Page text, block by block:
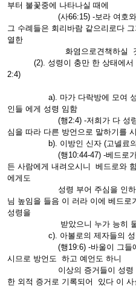
부터 불꽃중에 나타나실 때에
(사66:15) -보라 여호와께서
그 수례들은 회리바람 같으리로다
열한
화염으로견책하실 것
(2). 성령이 충만 한 상태에서 성
2:4)
a). 마가 다락방에 모여 성령
인들 에게 성령 임함
(행2:4) -저희가 다 성령의
심을 따라 다른 방언으로 말하기를
b). 이방인 신자 (고넬료의 가
(행10:44-47) -베드로가 이
든 사람에게 내려오시니 베드로와
에게도
성령 부어 주심을 인하여 놀
님 높임을 들음 이 러라 이에 베드로
성령을
받았으니 누가 능히 물로
c). 아볼로의 제자들의 성령
(행19:6) -바울이 그들에게
시므로 방언도 하고 예언도 하니
이상의 증거들이 성령 받음
한 외적 증거로 기록되어 있다 이